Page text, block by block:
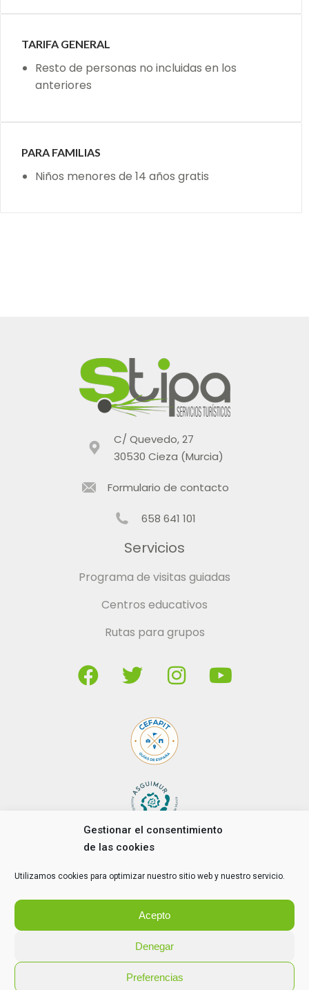
Gestionar el consentimiento
de las cookies
Utilizamos cookies para optimizar nuestro sitio web y nuestro servicio.
Acepto
Denegar
Preferencias
TARIFA GENERAL
Resto de personas no incluidas en los
anteriores
PARA FAMILIAS
Niños menores de 14 años gratis
C/ Quevedo, 27
30530 Cieza (Murcia)
Formulario de contacto
658 641 101
Servicios
Programa de visitas guiadas
Centros educativos
Rutas para grupos
derechos reservados.
Diseño y desarrollo porAirearte
Política de privacidad
Política de cookies